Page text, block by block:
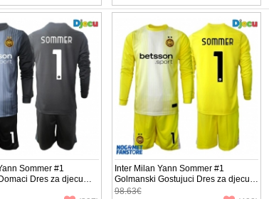
Sommer #1
Dres za djecu
Rukav (+ Kratke hlače)
Inter Milan Yann Sommer #1
Golmanski Gostujuci Dres za djecu
2025-26 Dugi Rukav (+ Kratke hlače)
98.63€